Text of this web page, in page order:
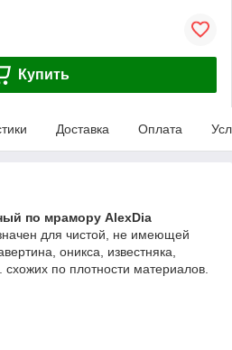
Купить
Доставка Оплата
по мрамору AlexDia
для чистой, не имеющей
оникса, известняка,
по плотности материалов.